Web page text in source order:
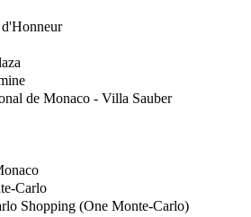
de Monaco - Villa Sauber
Carlo
Shopping (One Monte-Carlo)